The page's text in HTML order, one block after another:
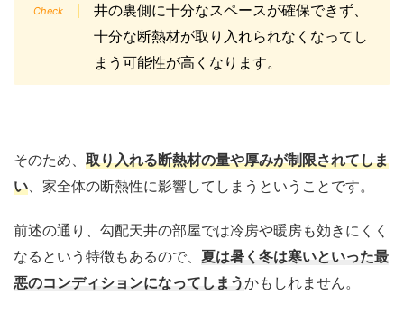
井の裏側に十分なスペースが確保できず、
十分な断熱材が取り入れられなくなってし
まう可能性が高くなります。
そのため、 取り入れる断熱材の量や厚みが制限されてしま
い、家全体の断熱性に影響してしまうということです。
前述の通り、勾配天井の部屋では冷房や暖房も効きにくく
なるという特徴もあるので、 夏は暑く冬は寒いといった最
悪のコンディションになってしまうかもしれません。